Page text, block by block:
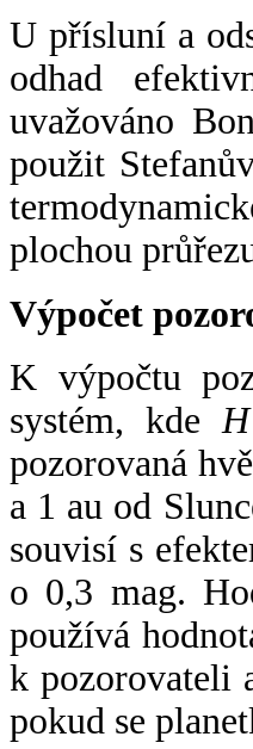
U přísluní a
odhad
uvažováno
použit
plochou
Výpočet
K výpočtu
systém, kde H
pozorovaná
a 1 au od
souvisí s
o 0,3 mag.
používá
k pozorovateli
pokud se